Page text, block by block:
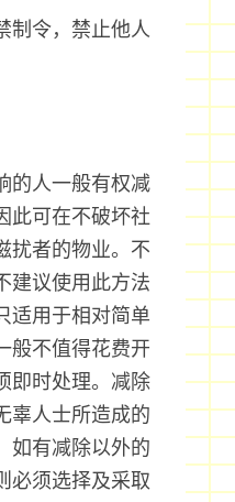
制令，禁止他人
的人一般有权减
此可在不破坏社
扰者的物业。不
建议使用此方法
适用于相对简单
不值得花费开
即时处理。减除
辜人士所造成的
如有减除以外的
必须选择及采取